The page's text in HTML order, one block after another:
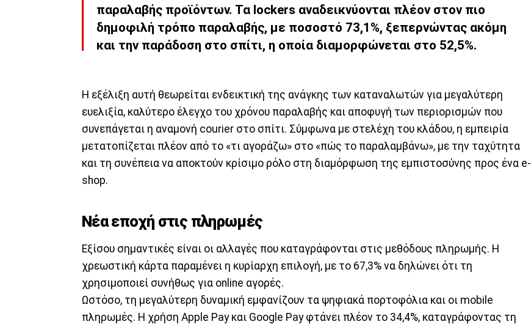
παραλαβής προϊόντων. Τα lockers αναδεικνύονται πλέον στον πιο
δημοφιλή τρόπο παραλαβής, με ποσοστό 73,1%, ξεπερνώντας ακόμη
και την παράδοση στο σπίτι, η οποία διαμορφώνεται στο 52,5%.
Η εξέλιξη αυτή θεωρείται ενδεικτική της ανάγκης των καταναλωτών για μεγαλύτερη
ευελιξία, καλύτερο έλεγχο του χρόνου παραλαβής και αποφυγή των περιορισμών που
συνεπάγεται η αναμονή courier στο σπίτι. Σύμφωνα με στελέχη του κλάδου, η εμπειρία
μετατοπίζεται πλέον από το «τι αγοράζω» στο «πώς το παραλαμβάνω», με την ταχύτητα
και τη συνέπεια να αποκτούν κρίσιμο ρόλο στη διαμόρφωση της εμπιστοσύνης προς ένα e-
shop.
Νέα εποχή στις πληρωμές
Εξίσου σημαντικές είναι οι αλλαγές που καταγράφονται στις μεθόδους πληρωμής. Η
χρεωστική κάρτα παραμένει η κυρίαρχη επιλογή, με το 67,3% να δηλώνει ότι τη
χρησιμοποιεί συνήθως για online αγορές.
Ωστόσο, τη μεγαλύτερη δυναμική εμφανίζουν τα ψηφιακά πορτοφόλια και οι mobile
πληρωμές. Η χρήση Apple Pay και Google Pay φτάνει πλέον το 34,4%, καταγράφοντας τη